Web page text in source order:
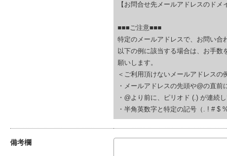
【お問合せ先メールアドレスのドメ
■■■ご注意■■■
特定のメールアドレスで、お問い合
以下の例に該当する場合は、お手
願いします。
＜ご利用頂けないメールアドレスの
・メールアドレスの先頭や@の直
・@より前に、ピリオド (.) が連続
・半角英数字と特定の記号（. ! # $
備考欄